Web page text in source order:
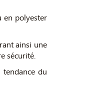
en polyester
ainsi une
sécurité.
du